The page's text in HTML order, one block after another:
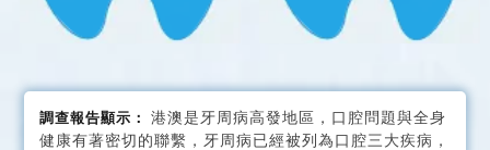
調查報告顯示： 港澳是牙周病高發地區，口腔問題與全身
健康有著密切的聯繫，牙周病已經被列為口腔三大疾病，